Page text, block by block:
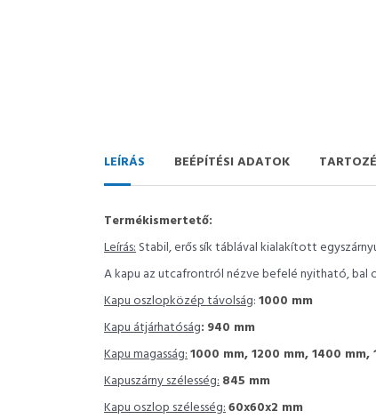
LEÍRÁS BEÉPÍTÉSI ADATOK
Termékismertető:
Leírás:Stabil, erős sík táblával kialakított
A kapu az utcafrontról nézve befelé nyitható, bal
Kapu oszlopközép távolság:1000 mm
Kapu átjárhatóság: 940 mm
Kapu magasság:1000 mm, 1200 mm, 1400 mm,
Kapuszárny szélesség:845 mm
Kapu oszlop szélesség:60x60x2 mm